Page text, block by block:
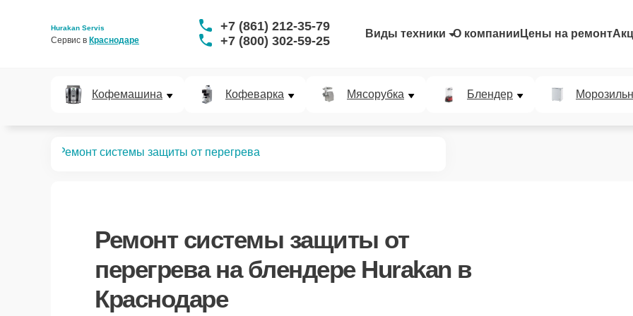
Hurakan Servis
Сервис в Краснодаре
+7 (861) 212-35-79
+7 (800) 302-59-25
Виды техники О компании Цены на ремонт
Кофемашина Кофеварка Мясорубка Блендер
Ремонт системы защиты от перегрева
Ремонт системы защиты от
перегревана блендере Hurakan в
Краснодаре